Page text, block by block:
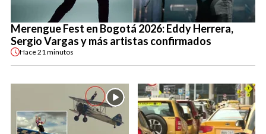
Merengue Fest en Bogotá 2026: Eddy Herrera,
Sergio Vargas y más artistas confirmados
Hace21 minutos